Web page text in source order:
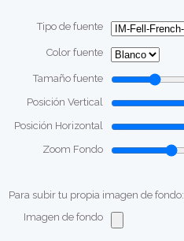
Tipo de fuente
Color fuente
Tamaño fuente
Posición Vertical
Posición Horizontal
Zoom Fondo
Para subir tu propia imagen de fondo:
Imagen de fondo